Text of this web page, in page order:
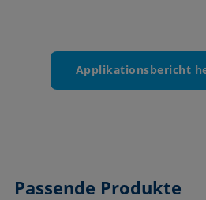
Applikationsbericht
Passende Produkte